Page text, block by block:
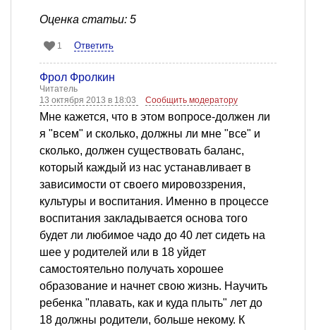
Оценка статьи: 5
1 Ответить
Фрол Фролкин
Читатель
13 октября 2013 в 18:03
Сообщить модератору
Мне кажется, что в этом вопросе-должен ли
я "всем" и сколько, должны ли мне "все" и
сколько, должен существовать баланс,
который каждый из нас устанавливает в
зависимости от своего мировоззрения,
культуры и воспитания. Именно в процессе
воспитания закладывается основа того
будет ли любимое чадо до 40 лет сидеть на
шее у родителей или в 18 уйдет
самостоятельно получать хорошее
образование и начнет свою жизнь. Научить
ребенка "плавать, как и куда плыть" лет до
18 должны родители, больше некому. К